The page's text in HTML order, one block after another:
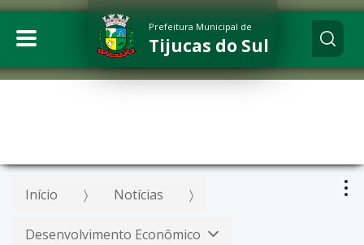
Prefeitura Municipal de
Tijucas do Sul
Início Notícias
Desenvolvimento Econômico